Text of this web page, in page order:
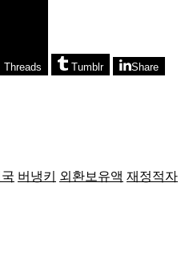
Threads Tumblr Share
버냉키 외환보유액 재정적자